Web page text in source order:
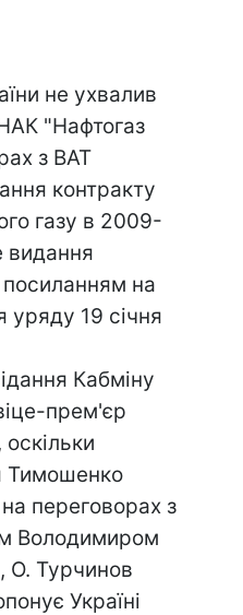
не ухвалив
"Нафтогаз
з ВАТ
контракту
газу в 2009-
посиланням на
уряду 19 січня
Кабміну
прем'єр
Тимошенко
переговорах з
Володимиром
О. Турчинов
Україні